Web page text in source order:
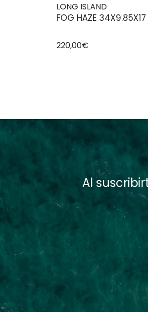
LONG ISLAND
FOG HAZE 34X9.85X17
220,00€
Al